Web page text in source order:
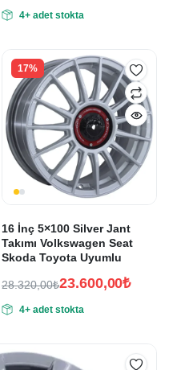
fiyat:
andaki
22.550,00₺.
4+ adet stokta
17%
16 İnç 5×100 Silver Jant
Takımı Volkswagen Seat
Skoda Toyota Uyumlu
28.320,00₺
fiyat:
23.600,00₺
andaki
23.600,00₺.
4+ adet stokta